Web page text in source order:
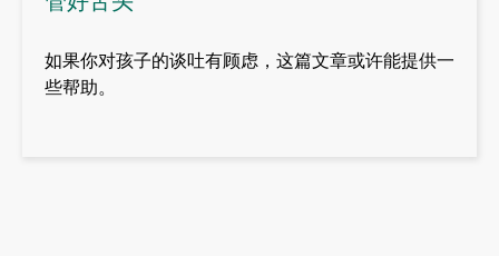
如果你对孩子的谈吐有顾虑，这篇文章或许能提供一
些帮助。